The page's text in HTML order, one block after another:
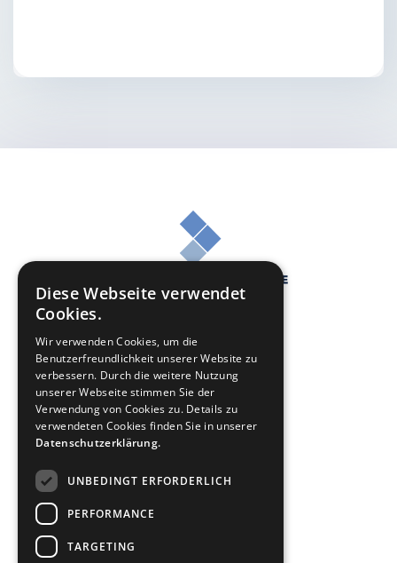
Online Casino Geld zurück
Sportwetten Geld zurück
Diese Webseite verwendet
Cookies.
Wir verwenden Cookies, um die
Benutzerfreundlichkeit unserer Website zu
verbessern. Durch die weitere Nutzung
unserer Webseite stimmen Sie der
Verwendung von Cookies zu. Details zu
verwendeten Cookies finden Sie in unserer
Datenschutzerklärung.
UNBEDINGT ERFORDERLICH
PERFORMANCE
TARGETING